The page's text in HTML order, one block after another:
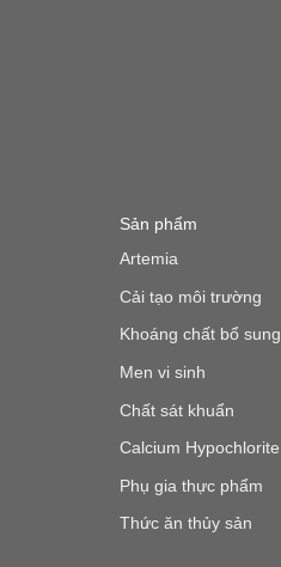
Sản phẩm
Artemia
Cải tạo môi trường
Khoáng chất bổ sung
Men vi sinh
Chất sát khuẩn
Calcium Hypochlorite
Phụ gia thực phẩm
Thức ăn thủy sản